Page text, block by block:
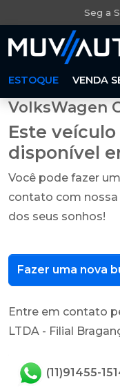
Seg a
ESTOQUE VENDA
VolksWagen
Este
disponível
Você pode fazer
contato com nossa
dos seus sonhos!
Fazer uma nova
Entre em contato
LTDA - Filial
(11)91455-